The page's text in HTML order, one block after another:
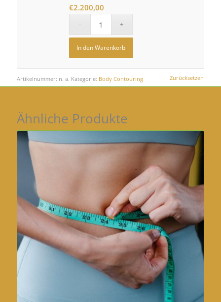
Zurücksetzen
€2.200,00
In den Warenkorb
Artikelnummer: n. a. Kategorie: Body Contouring
Ähnliche Produkte